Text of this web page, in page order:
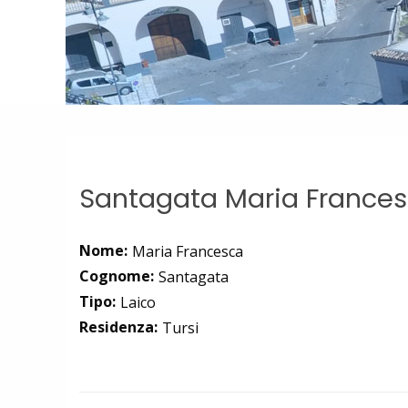
Santagata Maria
Nome: Maria Francesca
Cognome: Santagata
Tipo: Laico
Residenza: Tursi